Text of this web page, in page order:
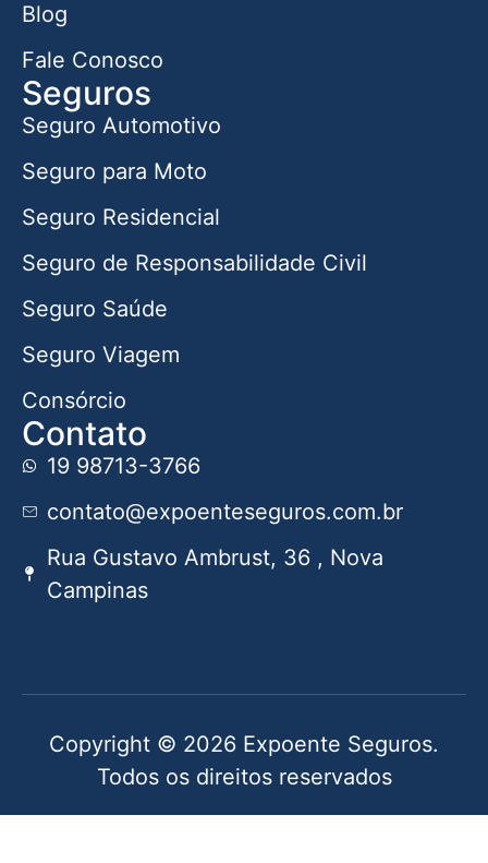
Blog
Fale Conosco
Seguros
Seguro Automotivo
Seguro para Moto
Seguro Residencial
Seguro de Responsabilidade Civil
Seguro Saúde
Seguro Viagem
Consórcio
Contato
19 98713-3766
contato@expoenteseguros.com.br
Rua Gustavo Ambrust, 36 , Nova
Campinas
Copyright © 2026 Expoente Seguros.
Todos os direitos reservados